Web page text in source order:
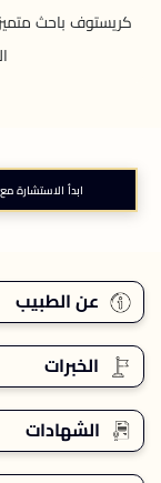
ابدأ الاستشارة مع
عن الطبيب
الخبرات
الشهادات